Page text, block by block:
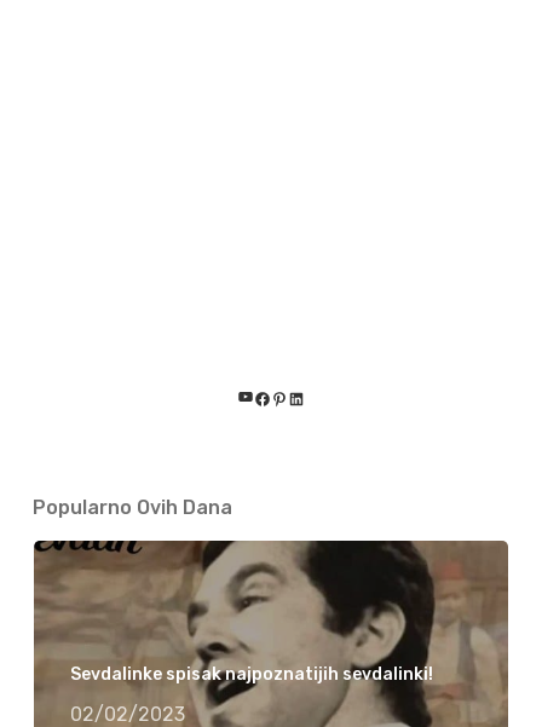
YouTube
Facebook
Pinterest
LinkedIn
Popularno Ovih Dana
Sevdalinke spisak najpoznatijih sevdalinki!
02/02/2023